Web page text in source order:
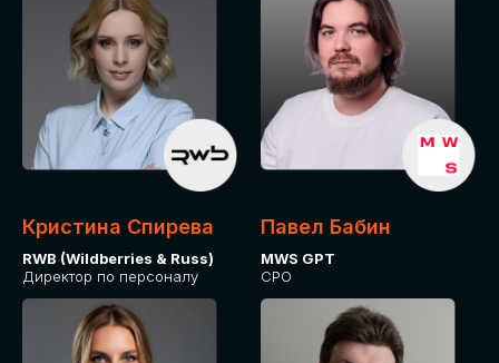
Кристина Спирева
RWB (Wildberries & Russ)
Директор по персоналу
Павел Бабин
MWS GPT
CPO